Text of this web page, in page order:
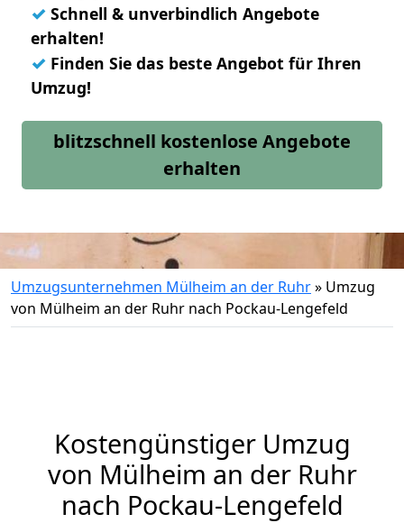
✓ Schnell & unverbindlich Angebote
erhalten!
✓ Finden Sie das beste Angebot für Ihren
Umzug!
blitzschnell kostenlose Angebote
erhalten
Umzugsunternehmen Mülheim an der Ruhr» Umzug
von Mülheim an der Ruhr nach Pockau-Lengefeld
Kostengünstiger Umzug
von Mülheim an der Ruhr
nach Pockau-Lengefeld